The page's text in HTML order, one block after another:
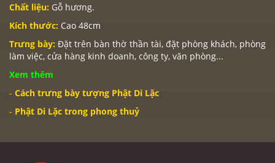
Chất liệu: Gỗ hương.
Kích thước: Cao 48cm
Trưng bày: Đặt trên bàn thờ thần tài, đặt phòng khách, phòng
làm việc, cửa hàng kinh doanh, công ty, văn phòng...
Xem thêm
- Cách trưng bày tượng Phật Di Lặc
- Phật Di Lặc trong phong thuỷ